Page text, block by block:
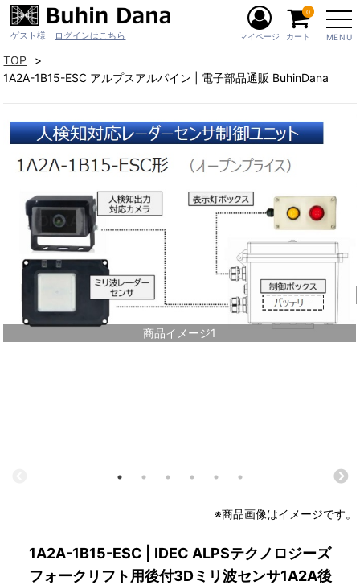
ゲスト様 ログインはこちら MENU
マイページ カート
0
TOP
1A2A-1B15-ESC アルプスアルパイン | 電子部品通販 BuhinDana
商品イメージ1
※商品画像はイメージです。
1A2A-1B15-ESC | IDEC ALPSテクノロジーズ
フォークリフト用後付3Dミリ波センサ1A2A後